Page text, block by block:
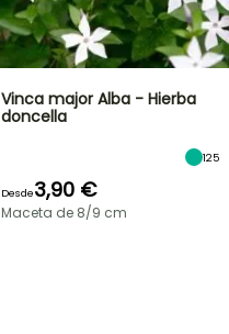
Vinca major Alba - Hierba
doncella
125
Desde3,90 €
Maceta de 8/9 cm